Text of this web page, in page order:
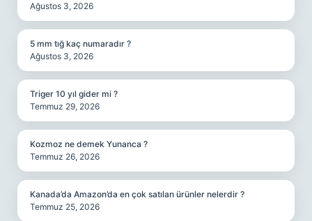
Ağustos 3, 2026
5 mm tığ kaç numaradır ?
Ağustos 3, 2026
Triger 10 yıl gider mi ?
Temmuz 29, 2026
Kozmoz ne demek Yunanca ?
Temmuz 26, 2026
Kanada’da Amazon’da en çok satılan ürünler nelerdir ?
Temmuz 25, 2026